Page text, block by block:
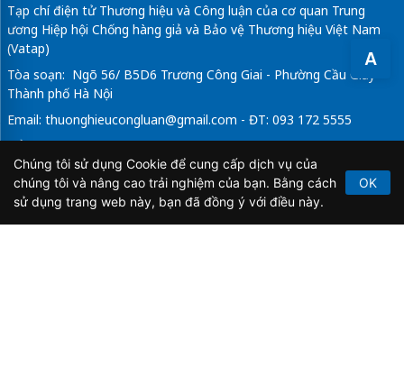
A
Tạp chí điện tử Thương hiệu và Công luận của cơ quan Trung
ương Hiệp hội Chống hàng giả và Bảo vệ Thương hiệu Việt Nam
(Vatap)
Tòa soạn: Ngõ 56/ B5D6 Trương Công Giai - Phường Cầu Giấy -
Thành phố Hà Nội
Email: thuonghieucongluan@gmail.com - ĐT: 093 172 5555
Tổng Biên Tập: Vũ Đức Thuận
Giấy phép hoạt động báo chí điện tử số 64/GP-BTTTT do Bộ
Thông tin và Truyền thông cấp ngày 21/2/2020.
Chúng tôi sử dụng Cookie để cung cấp dịch vụ của
chúng tôi và nâng cao trải nghiệm của bạn. Bằng cách
sử dụng trang web này, bạn đã đồng ý với điều này.
OK